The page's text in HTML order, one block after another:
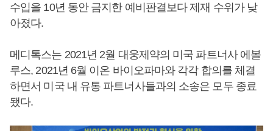
수입을 10년 동안 금지한 예비판결보다 제재 수위가 낮
아졌다.
메디톡스는 2021년 2월 대웅제약의 미국 파트너사 에볼
루스, 2021년 6월 이온 바이오파마와 각각 합의를 체결
하면서 미국 내 유통 파트너사들과의 소송은 모두 종료
됐다.